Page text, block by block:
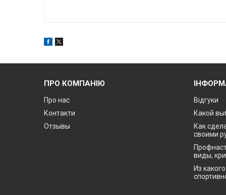
ПРО КОМПАНІЮ
Про нас
Контакти
Отзывы
Відгуки
Какой
Как
своими
виды,
Из